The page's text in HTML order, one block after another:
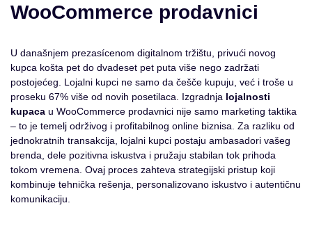
WooCommerce prodavnici
U današnjem prezasícenom digitalnom tržištu, privući novog
kupca košta pet do dvadeset pet puta više nego zadržati
postojećeg. Lojalni kupci ne samo da češče kupuju, već i troše u
proseku 67% više od novih posetilaca. Izgradnja lojalnosti
kupaca u WooCommerce prodavnici nije samo marketing taktika
– to je temelj održivog i profitabilnog online biznisa. Za razliku od
jednokratnih transakcija, lojalni kupci postaju ambasadori vašeg
brenda, dele pozitivna iskustva i pružaju stabilan tok prihoda
tokom vremena. Ovaj proces zahteva strategijski pristup koji
kombinuje tehnička rešenja, personalizovano iskustvo i autentičnu
komunikaciju.